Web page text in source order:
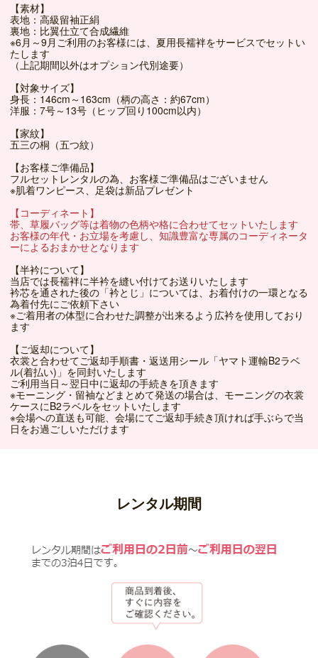
【素材】
表地：高級留袖正絹
裏地：比翼仕立て合成繊維
※6月～9月ご利用のお客様には、夏用長襦袢をサービスでセットい
たします
（上記期間以外はオプション代別途要）
【対象サイズ】
身長：146cm～163cm（柄の高さ：約67cm）
洋服：7号～13号（ヒップ回り100cm以内）
【家紋】
五三の桐（五つ紋）
【お客様ご準備品】
フルセットレンタルの為、お客様ご準備品はございません
※肌着ワンピース、足袋は新品プレゼント
【コーディネート】
帯、草履バッグ等は着物の色柄や格に合わせてセットいたします
お客様の年代・お立場を考慮し、知識豊富な専属のコーディネータ
ーによるおまかせとなります
【半衿について】
当店では長襦袢に半衿を縫い付けてお送りいたします
衿芯を通された後の「衿とじ」については、お着付けの一環となる
為着付先にご依頼下さい
※ご着用者の体型に合わせた調整が出来るよう広衿を使用しており
ます
【ご返却について】
衣裳と合わせてご返却手順書・返送用シール「ヤマト運輸B2ラベ
ル(着払い)」を同封いたします
ご利用当日～翌日中に返却の手続きを頂きます
※モーニング・留袖などまとめて発送の場合は、モーニングの衣裳
ケースにB2ラベルをセットいたします
※会場への直送も可能、会場にてご返却手続き頂ければ手ぶらで当
日をお過ごしいただけます
レンタル期間